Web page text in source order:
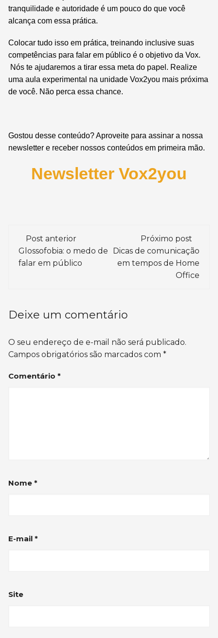
tranquilidade e autoridade é um pouco do que você
alcança com essa prática.
Colocar tudo isso em prática, treinando inclusive suas
competências para falar em público é o objetivo da Vox.
Nós te ajudaremos a tirar essa meta do papel. Realize
uma aula experimental na unidade Vox2you mais próxima
de você. Não perca essa chance.
Gostou desse conteúdo? Aproveite para assinar a nossa
newsletter e receber nossos conteúdos em primeira mão.
Newsletter Vox2you
Navegação
de
Post anterior
Glossofobia: o medo de
falar em público
Próximo post
Dicas de comunicação
em tempos de Home
Office
Deixe um comentário
O seu endereço de e-mail não será publicado.
Campos obrigatórios são marcados com*
Comentário*
Nome*
E-mail*
Site